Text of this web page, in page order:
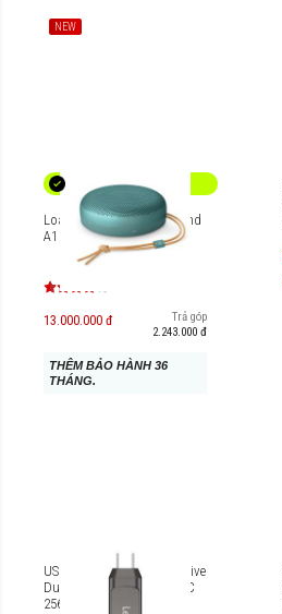
NEW
Loa di động B&O Beosound
A1 3rd Gen
13.000.000 đ
Trả góp
2.243.000 đ
THÊM BẢO HÀNH 36
THÁNG.
USB-C OTG Lexar JumpDrive
Dual Drive D400 3.1 Type C
256GB